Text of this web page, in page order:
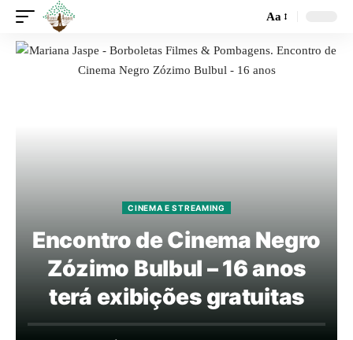
Aa
CINEMA E STREAMING
Encontro de Cinema Negro
Zózimo Bulbul – 16 anos
terá exibições gratuitas